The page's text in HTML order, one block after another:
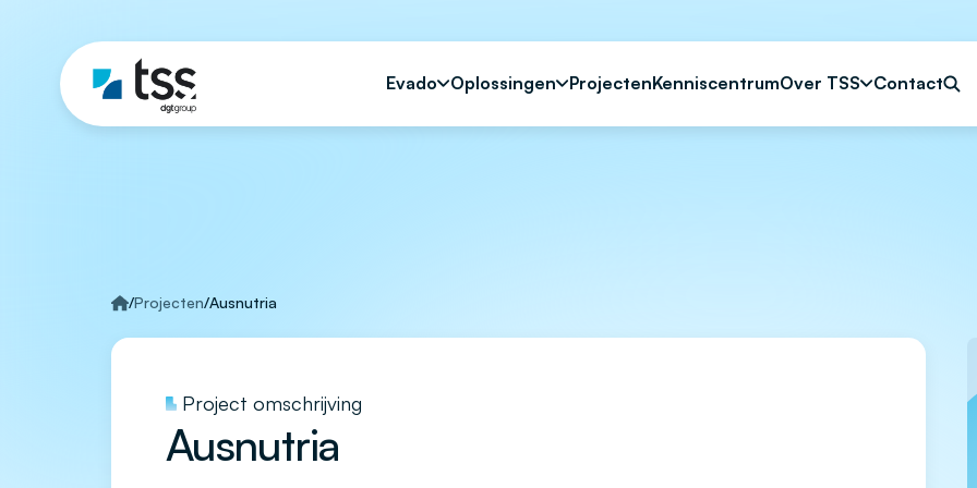
Evado Oplossingen ProjectenKenniscentrumOver TSS Contact
/Projecten/Ausnutria
Project omschrijving
Ausnutria